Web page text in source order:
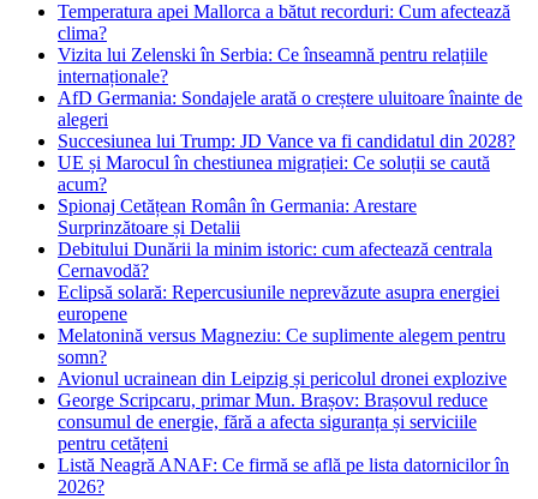
Temperatura apei Mallorca a bătut recorduri: Cum afectează
clima?
Vizita lui Zelenski în Serbia: Ce înseamnă pentru relațiile
internaționale?
AfD Germania: Sondajele arată o creștere uluitoare înainte de
alegeri
Succesiunea lui Trump: JD Vance va fi candidatul din 2028?
UE și Marocul în chestiunea migrației: Ce soluții se caută
acum?
Spionaj Cetățean Român în Germania: Arestare
Surprinzătoare și Detalii
Debitului Dunării la minim istoric: cum afectează centrala
Cernavodă?
Eclipsă solară: Repercusiunile neprevăzute asupra energiei
europene
Melatonină versus Magneziu: Ce suplimente alegem pentru
somn?
Avionul ucrainean din Leipzig și pericolul dronei explozive
George Scripcaru, primar Mun. Brașov: Brașovul reduce
consumul de energie, fără a afecta siguranța și serviciile
pentru cetățeni
Listă Neagră ANAF: Ce firmă se află pe lista datornicilor în
2026?